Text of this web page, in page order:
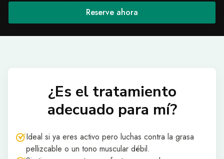
Reserve ahora
¿Es el tratamiento
adecuado para mí?
Ideal si ya eres activo pero luchas contra la grasa
pellizcable o un tono muscular débil.